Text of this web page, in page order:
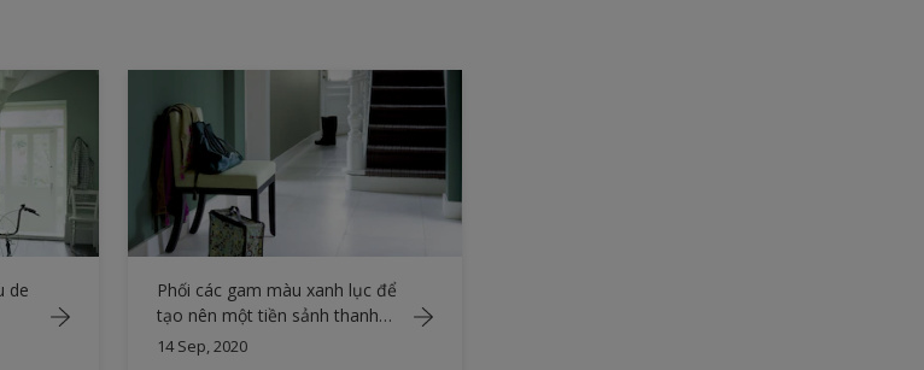
de
Phối các gam màu xanh lục để
tạo nên một tiền sảnh thanh
lịch
14 Sep, 2020